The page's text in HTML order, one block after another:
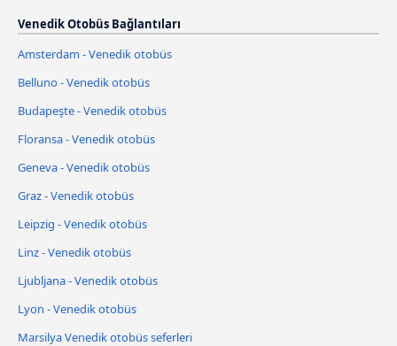
Venedik Otobüs Bağlantıları
Amsterdam - Venedik otobüs
Belluno - Venedik otobüs
Budapeşte - Venedik otobüs
Floransa - Venedik otobüs
Geneva - Venedik otobüs
Graz - Venedik otobüs
Leipzig - Venedik otobüs
Linz - Venedik otobüs
Ljubljana - Venedik otobüs
Lyon - Venedik otobüs
Marsilya Venedik otobüs seferleri